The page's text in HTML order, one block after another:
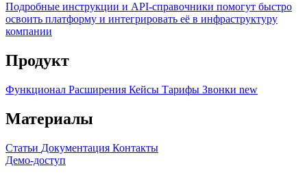
Подробные инструкции и API-справочники помогут быстро
освоить платформу и интегрировать её в инфраструктуру
компании
Продукт
Функционал Расширения Кейсы Тарифы Звонки new
Материалы
Статьи Документация Контакты
Демо-доступ